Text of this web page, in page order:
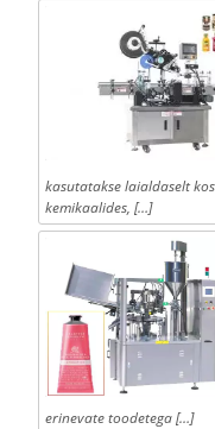
kasutatakse laialdaselt
kemikaalides, […]
erinevate toodetega […]